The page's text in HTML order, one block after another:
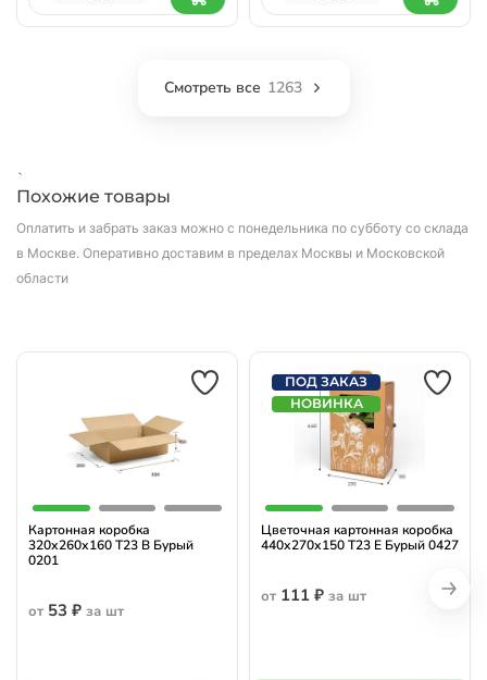
Смотреть все 1263
`
Похожие товары
Оплатить и забрать заказ можно с понедельника по субботу со склада
в Москве. Оперативно доставим в пределах Москвы и Московской
области
Картонная коробка
320х260х160 Т23 B Бурый
0201
от 53 ₽ за шт
ПОД ЗАКАЗ
НОВИНКА
Цветочная картонная коробка
440х270х150 Т23 E Бурый 0427
от 111 ₽ за шт